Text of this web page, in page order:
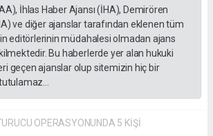
İhlas Haber Ajansı (İHA), Demirören
ve diğer ajanslar tarafından eklenen tüm
editörlerinin müdahalesi olmadan ajans
Bu haberlerde yer alan hukuki
geçen ajanslar olup sitemizin hiç bir
OPERASYONUNDA 5 KİŞİ